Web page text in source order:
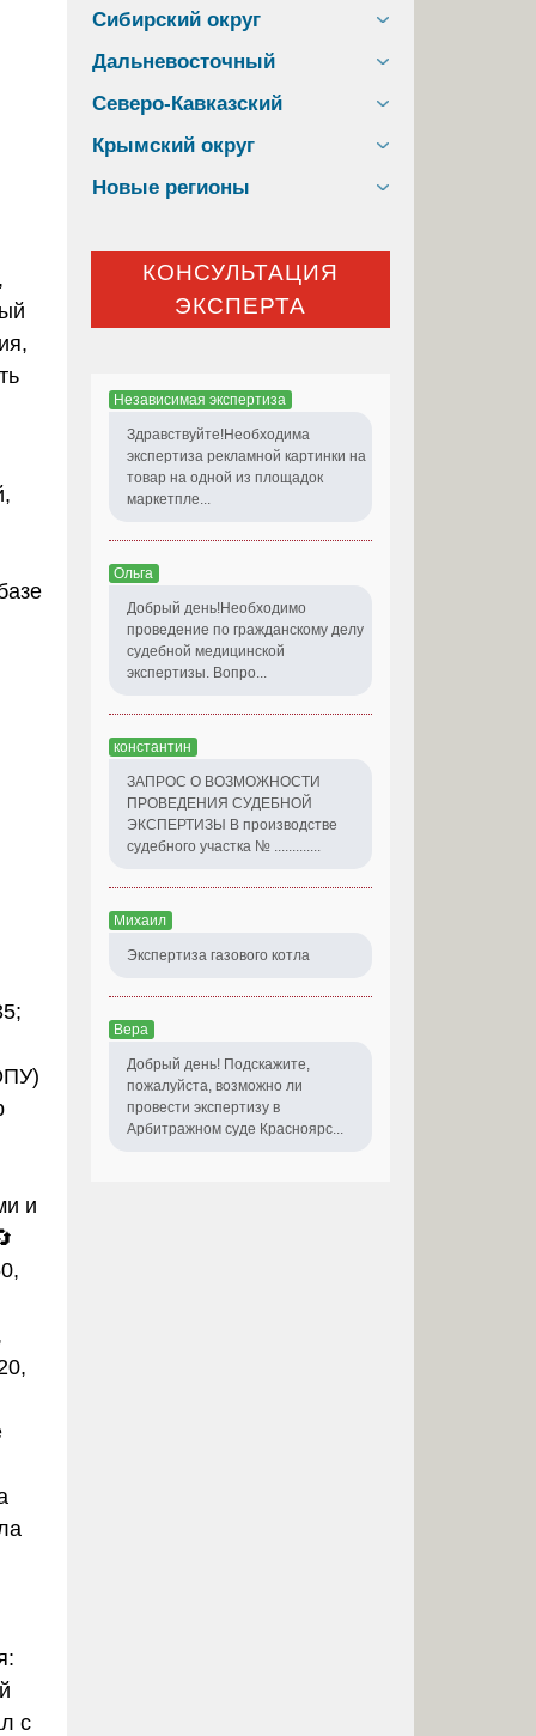
и
с
Сибирский округ
Дальневосточный
Северо-Кавказский
Крымский округ
Новые регионы
КОНСУЛЬТАЦИЯ
ЭКСПЕРТА
Независимая экспертиза
Здравствуйте!Необходима
экспертиза рекламной картинки на
товар на одной из площадок
маркетпле...
Ольга
Добрый день!Необходимо
проведение по гражданскому делу
судебной медицинской
экспертизы. Вопро...
константин
ЗАПРОС О ВОЗМОЖНОСТИ
ПРОВЕДЕНИЯ СУДЕБНОЙ
ЭКСПЕРТИЗЫ В производстве
судебного участка № .............
Михаил
Экспертиза газового котла
Вера
Добрый день! Подскажите,
пожалуйста, возможно ли
провести экспертизу в
Арбитражном суде Красноярс...